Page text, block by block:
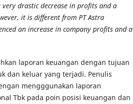
very drastic decrease in profits and a
it is different from PT Astra
an increase in company profits and a
laporan keuangan dengan tujuan
dan keluar yang terjadi. Penulis
mengggunakan laporan
Tbk pada poin posisi keuangan dan